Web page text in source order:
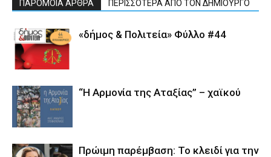
ΠΑΡΟΜΟΙΑ ΑΡΘΡΑ ΠΕΡΙΣΣΟΤΕΡΑ ΑΠΟ ΤΟΝ ΔΗΜΙΟΥΡΓΟ
«δήμος & Πολιτεία» Φύλλο #44
“Η Αρμονία της Αταξίας” – χαϊκού
Πρώιμη παρέμβαση: Το κλειδί για την